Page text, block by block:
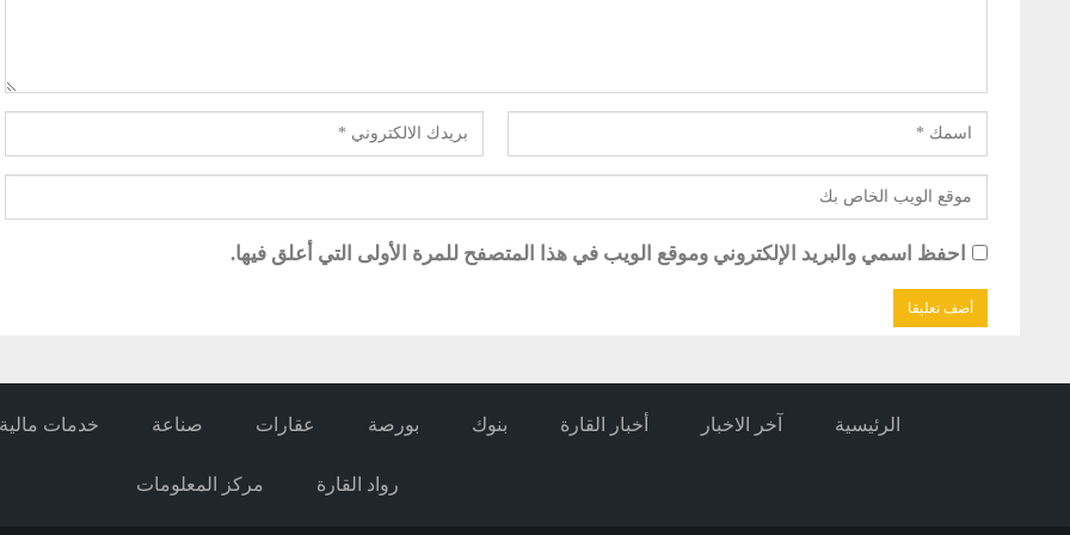
احفظ اسمي والبريد الإلكتروني وموقع الويب في هذا المتصفح للمرة الأولى التي أعلق فيها.
الرئيسية آخر الاخبار أخبار القارة بنوك بورصة عقارات صناعة خدمات مالية
رواد القارة مركز المعلومات